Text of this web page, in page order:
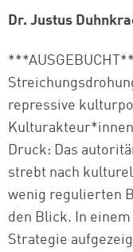
Dr. Justus
repressive
Druck: Das
strebt nach
wenig regulierten
den Blick. In
Strategie